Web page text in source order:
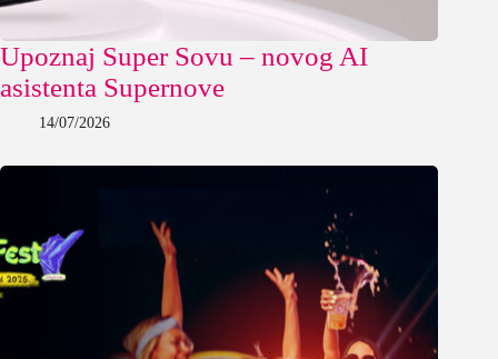
Upoznaj Super Sovu – novog AI
asistenta Supernove
14/07/2026